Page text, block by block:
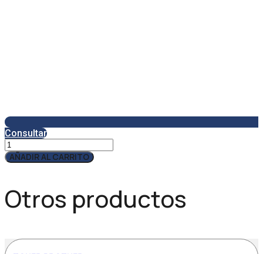
Consultar
Servicio
Técnico
SAT12
AÑADIR AL CARRITO
Otros productos